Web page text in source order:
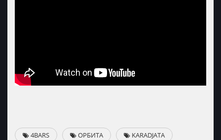
4BARS ОРБИТА KARADJATA